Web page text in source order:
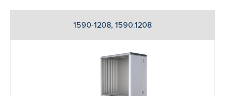
1590-1208, 1590.1208